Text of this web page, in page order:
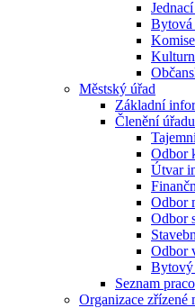
Bytová
Městský úřad
Základní
Členění úřadu
Odbor
Útvar
Odbor
Odbor
Odbor
Bytový
Seznam
Organizace zřízené